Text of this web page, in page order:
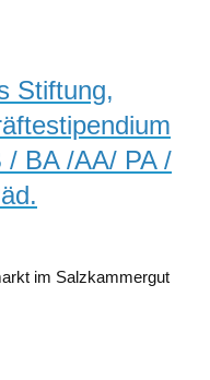
Stiftung,
/ BA /AA/ PA /
im Salzkammergut